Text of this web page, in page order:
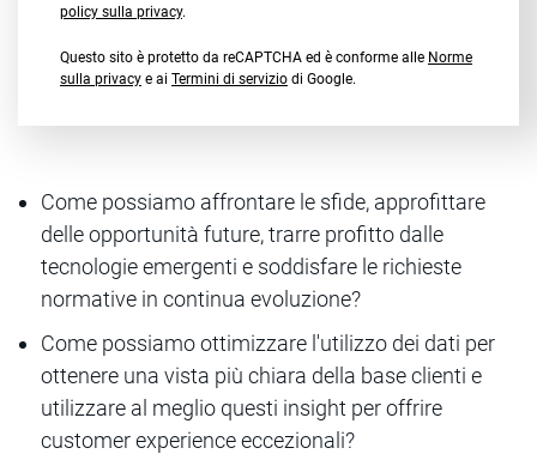
policy sulla privacy.
Questo sito è protetto da reCAPTCHA ed è conforme alle Norme
sulla privacy e ai Termini di servizio di Google.
Come possiamo affrontare le sfide, approfittare
delle opportunità future, trarre profitto dalle
tecnologie emergenti e soddisfare le richieste
normative in continua evoluzione?
Come possiamo ottimizzare l'utilizzo dei dati per
ottenere una vista più chiara della base clienti e
utilizzare al meglio questi insight per offrire
customer experience eccezionali?